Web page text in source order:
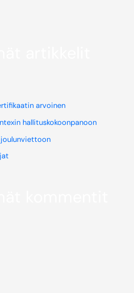
arvoinen
hallituskokoonpanoon